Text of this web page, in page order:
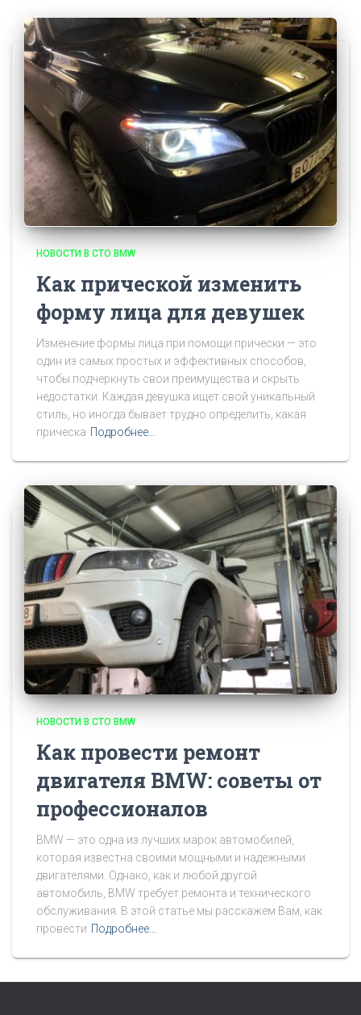
НОВОСТИ В СТО BMW
Как прической изменить
форму лица для девушек
Изменение формы лица при помощи прически — это
один из самых простых и эффективных способов,
чтобы подчеркнуть свои преимущества и скрыть
недостатки. Каждая девушка ищет свой уникальный
стиль, но иногда бывает трудно определить, какая
прическа Подробнее…
НОВОСТИ В СТО BMW
Как провести ремонт
двигателя BMW: советы от
профессионалов
BMW — это одна из лучших марок автомобилей,
которая известна своими мощными и надежными
двигателями. Однако, как и любой другой
автомобиль, BMW требует ремонта и технического
обслуживания. В этой статье мы расскажем Вам, как
провести Подробнее…